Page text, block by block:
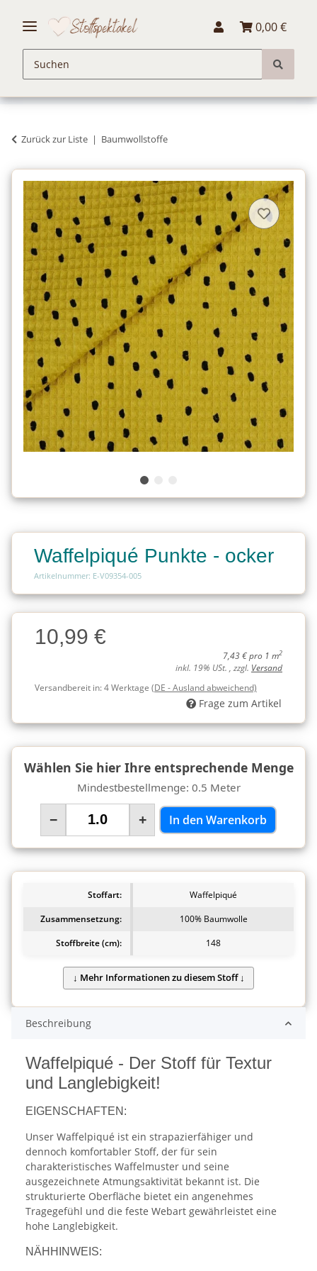
0,00 €
Zurück zur Liste Baumwollstoffe
Waffelpiqué Punkte - ocker
Artikelnummer: E-V09354-005
Charge
Charge10,99 €
7,43 € pro 1 m2
inkl. 19% USt. , zzgl. Versand
Versandbereit in:4 Werktage (DE - Ausland abweichend)
Frage zum Artikel
Wählen Sie hier Ihre entsprechende Menge
Mindestbestellmenge: 0.5 Meter
− + In den Warenkorb
Stoffart:
Waffelpiqué
Zusammensetzung:
100% Baumwolle
Stoffbreite (cm):
148
Beschreibung
Waffelpiqué - Der Stoff für Textur
und Langlebigkeit!
EIGENSCHAFTEN:
Unser Waffelpiqué ist ein strapazierfähiger und
dennoch komfortabler Stoff, der für sein
charakteristisches Waffelmuster und seine
ausgezeichnete Atmungsaktivität bekannt ist. Die
strukturierte Oberfläche bietet ein angenehmes
Tragegefühl und die feste Webart gewährleistet eine
hohe Langlebigkeit.
NÄHHINWEIS: